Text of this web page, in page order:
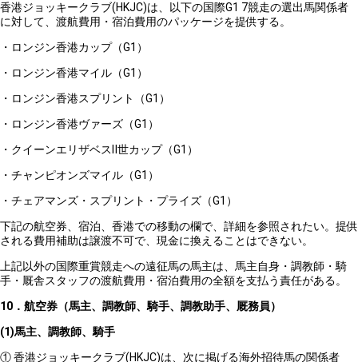
香港ジョッキークラブ(HKJC)は、以下の国際G1 7競走の選出馬関係者
に対して、渡航費用・宿泊費用のパッケージを提供する。
・ロンジン香港カップ（G1）
・ロンジン香港マイル（G1）
・ロンジン香港スプリント（G1）
・ロンジン香港ヴァーズ（G1）
・クイーンエリザベスⅡ世カップ（G1）
・チャンピオンズマイル（G1）
・チェアマンズ・スプリント・プライズ（G1）
下記の航空券、宿泊、香港での移動の欄で、詳細を参照されたい。提供
される費用補助は譲渡不可で、現金に換えることはできない。
上記以外の国際重賞競走への遠征馬の馬主は、馬主自身・調教師・騎
手・厩舎スタッフの渡航費用・宿泊費用の全額を支払う責任がある。
10 ．航空券（馬主、調教師、騎手、調教助手、厩務員）
(1)馬主、調教師、騎手
① 香港ジョッキークラブ(HKJC)は、次に掲げる海外招待馬の関係者